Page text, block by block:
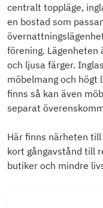
centralt toppläge,
en bostad som
förening.
och ljusa färger.
möbelmang och högt
finns så kan även
separat
Här finns närheten
kort gångavstånd till
butiker och mindre